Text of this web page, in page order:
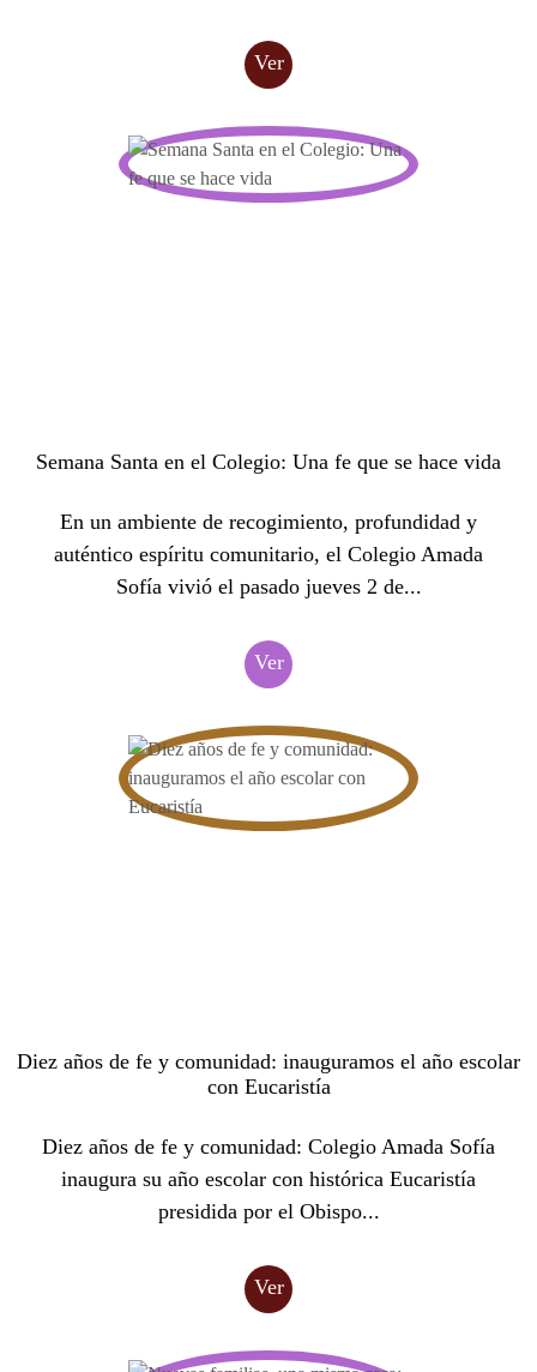
Ver
Semana Santa en el Colegio: Una fe que se hace vida
En un ambiente de recogimiento, profundidad y
auténtico espíritu comunitario, el Colegio Amada
Sofía vivió el pasado jueves 2 de...
Ver
Diez años de fe y comunidad: inauguramos el año escolar
con Eucaristía
Diez años de fe y comunidad: Colegio Amada Sofía
inaugura su año escolar con histórica Eucaristía
presidida por el Obispo...
Ver